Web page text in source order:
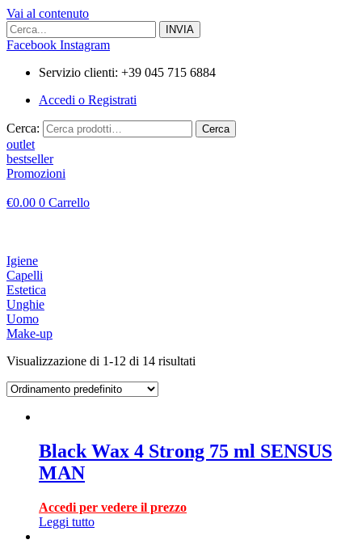
Vai al contenuto
Facebook Instagram
Servizio clienti: +39 045 715 6884
Accedi o Registrati
Cerca: Cerca
outlet
bestseller
Promozioni
€0.00 0 Carrello
Igiene
Capelli
Estetica
Unghie
Uomo
Make-up
Visualizzazione di 1-12 di 14 risultati
Black Wax 4 Strong 75 ml SENSUS
MAN
Accedi per vedere il prezzo
Leggi tutto